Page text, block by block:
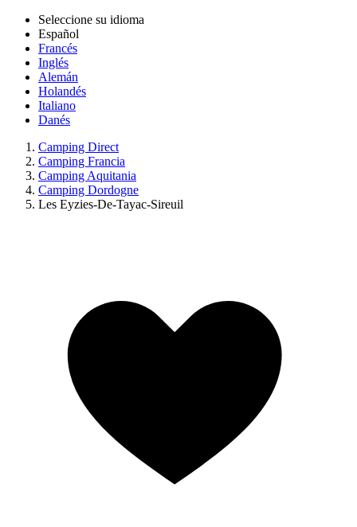
Seleccione su idioma
Español
Francés
Inglés
Alemán
Holandés
Italiano
Danés
Camping Direct
Camping Francia
Camping Aquitania
Camping Dordogne
Les Eyzies-De-Tayac-Sireuil